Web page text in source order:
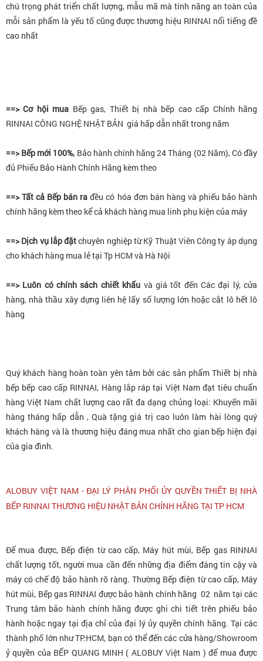
chú trọng phát triển chất lượng, mẫu mã mà tính năng an toàn của
mỗi sản phẩm là yếu tố cũng được thương hiệu RINNAI nổi tiếng đề
cao nhất
==> Cơ hội mua Bếp gas, Thiết bị nhà bếp cao cấp Chính hãng
RINNAI CÔNG NGHỆ NHẬT BẢN giá hấp dẫn nhất trong năm
==> Bếp mới 100%, Bảo hành chính hãng 24 Tháng (02 Năm), Có đầy
đủ Phiếu Bảo Hành Chính Hãng kèm theo
==> Tất cả Bếp bán ra đều có hóa đơn bán hàng và phiếu bảo hành
chính hãng kèm theo kể cả khách hàng mua linh phụ kiện của máy
==> Dịch vụ lắp đặtchuyên nghiệp từ Kỹ Thuật Viên Công ty áp dụng
cho khách hàng mua lẻ tại Tp HCM và Hà Nội
==> Luôn có chính sách chiết khấu và giá tốt đến Các đại lý, cửa
hàng, nhà thầu xây dựng liên hệ lấy số lượng lớn hoặc cắt lô hết lô
hàng
Quý khách hàng hoàn toàn yên tâm bởi các sản phẩm Thiết bị nhà
bếp bếp cao cấp RINNAI, Hàng lắp ráp tại Việt Nam đạt tiêu chuẩn
hàng Việt Nam chất lượng cao rất đa dạng chủng loại: Khuyến mãi
hàng tháng hấp dẫn , Quà tặng giá trị cao luôn làm hài lòng quý
khách hàng và là thương hiệu đáng mua nhất cho gian bếp hiện đại
của gia đình.
ALOBUY VIỆT NAM - ĐẠI LÝ PHÂN PHỐI ỦY QUYỀN THIẾT BỊ NHÀ
BẾP RINNAI THƯƠNG HIỆU NHẬT BẢN CHÍNH HÃNG TẠI TP HCM
Để mua được, Bếp điện từ cao cấp, Máy hút mùi, Bếp gas RINNAI
chất lượng tốt, người mua cần đến những địa điểm đáng tin cậy và
máy có chế độ bảo hành rõ ràng. Thường Bếp điện từ cao cấp, Máy
hút mùi, Bếp gas RINNAI được bảo hành chính hãng 02 năm tại các
Trung tâm bảo hành chính hãng được ghi chi tiết trên phiếu bảo
hành hoặc ngay tại địa chỉ của đại lý ủy quyền chính hãng. Tại các
thành phố lớn như TP.HCM, bạn có thể đến các cửa hàng/Showroom
ỷ quyền của BẾP QUANG MINH ( ALOBUY Việt Nam ) để mua được